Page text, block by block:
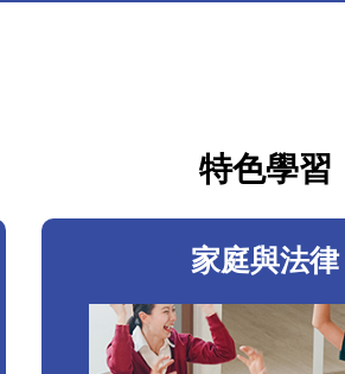
特色學習
家庭與法律